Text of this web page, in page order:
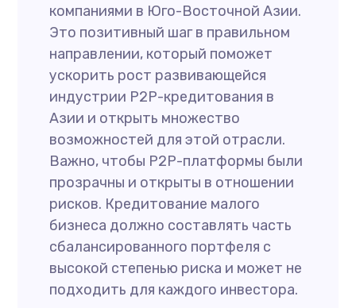
компаниями в Юго-Восточной Азии.
Это позитивный шаг в правильном
направлении, который поможет
ускорить рост развивающейся
индустрии P2P-кредитования в
Азии и открыть множество
возможностей для этой отрасли.
Важно, чтобы P2P-платформы были
прозрачны и открыты в отношении
рисков. Кредитование малого
бизнеса должно составлять часть
сбалансированного портфеля с
высокой степенью риска и может не
подходить для каждого инвестора.